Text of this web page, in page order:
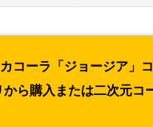
コーラ「ジョージア」
から購入または二次元